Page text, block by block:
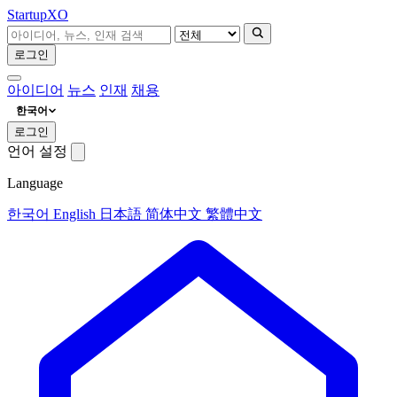
StartupXO
로그인
아이디어 뉴스 인재 채용
한국어
로그인
언어 설정
Language
한국어 English 日本語 简体中文 繁體中文